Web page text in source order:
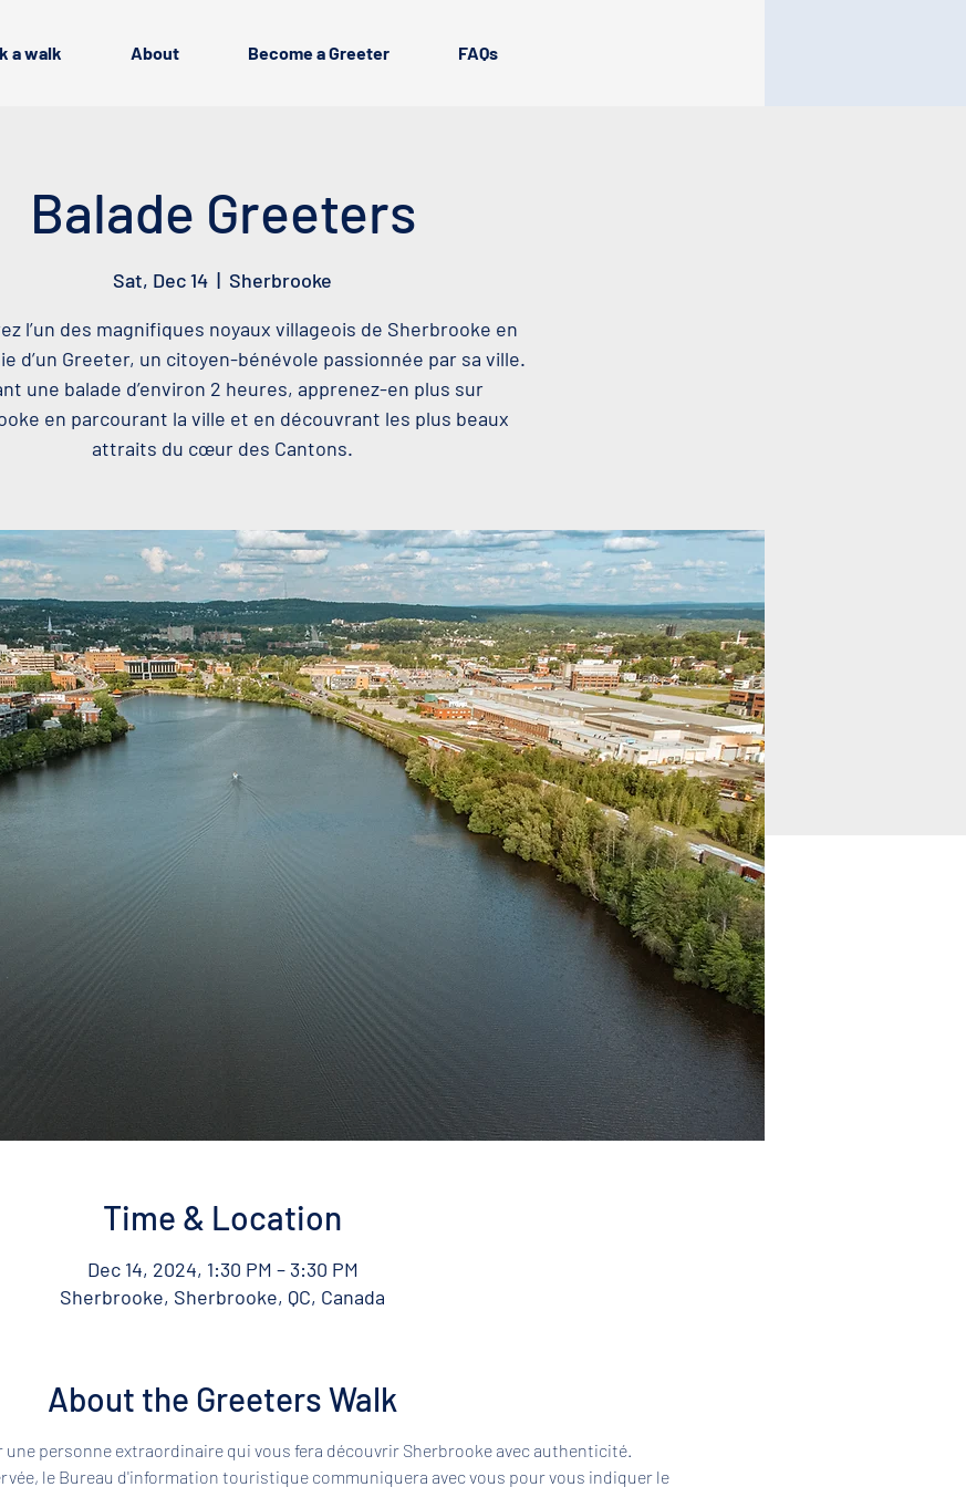
a walk About Become a Greeter FAQs
Balade Greeters
Sat, Dec 14
  |
Sherbrooke
l’un des magnifiques noyaux villageois de Sherbrooke en
d’un Greeter, un citoyen-bénévole passionnée par sa ville.
une balade d’environ 2 heures, apprenez-en plus sur
en parcourant la ville et en découvrant les plus beaux
attraits du cœur des Cantons.
Time & Location
Dec 14, 2024, 1:30 PM – 3:30 PM
Sherbrooke, Sherbrooke, QC, Canada
About the Greeters Walk
personne extraordinaire qui vous fera découvrir Sherbrooke avec authenticité.
le Bureau d'information touristique communiquera avec vous pour vous indiquer le